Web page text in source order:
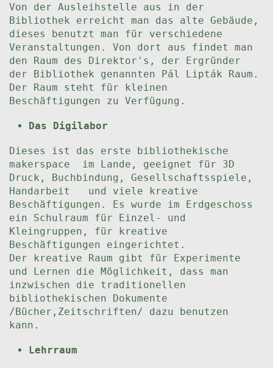
Von der Ausleihstelle aus in der
Bibliothek erreicht man das alte Gebäude,
dieses benutzt man für verschiedene
Veranstaltungen. Von dort aus findet man
den Raum des Direktor's, der Ergründer
der Bibliothek genannten Pál Lipták Raum.
Der Raum steht für kleinen
Beschäftigungen zu Verfügung.
Das Digilabor
Dieses ist das erste bibliothekische
makerspace im Lande, geeignet für 3D
Druck, Buchbindung, Gesellschaftsspiele,
Handarbeit und viele kreative
Beschäftigungen. Es wurde im Erdgeschoss
ein Schulraum für Einzel- und
Kleingruppen, für kreative
Beschäftigungen eingerichtet.
Der kreative Raum gibt für Experimente
und Lernen die Möglichkeit, dass man
inzwischen die traditionellen
bibliothekischen Dokumente
/Bücher,Zeitschriften/ dazu benutzen
kann.
Lehrraum